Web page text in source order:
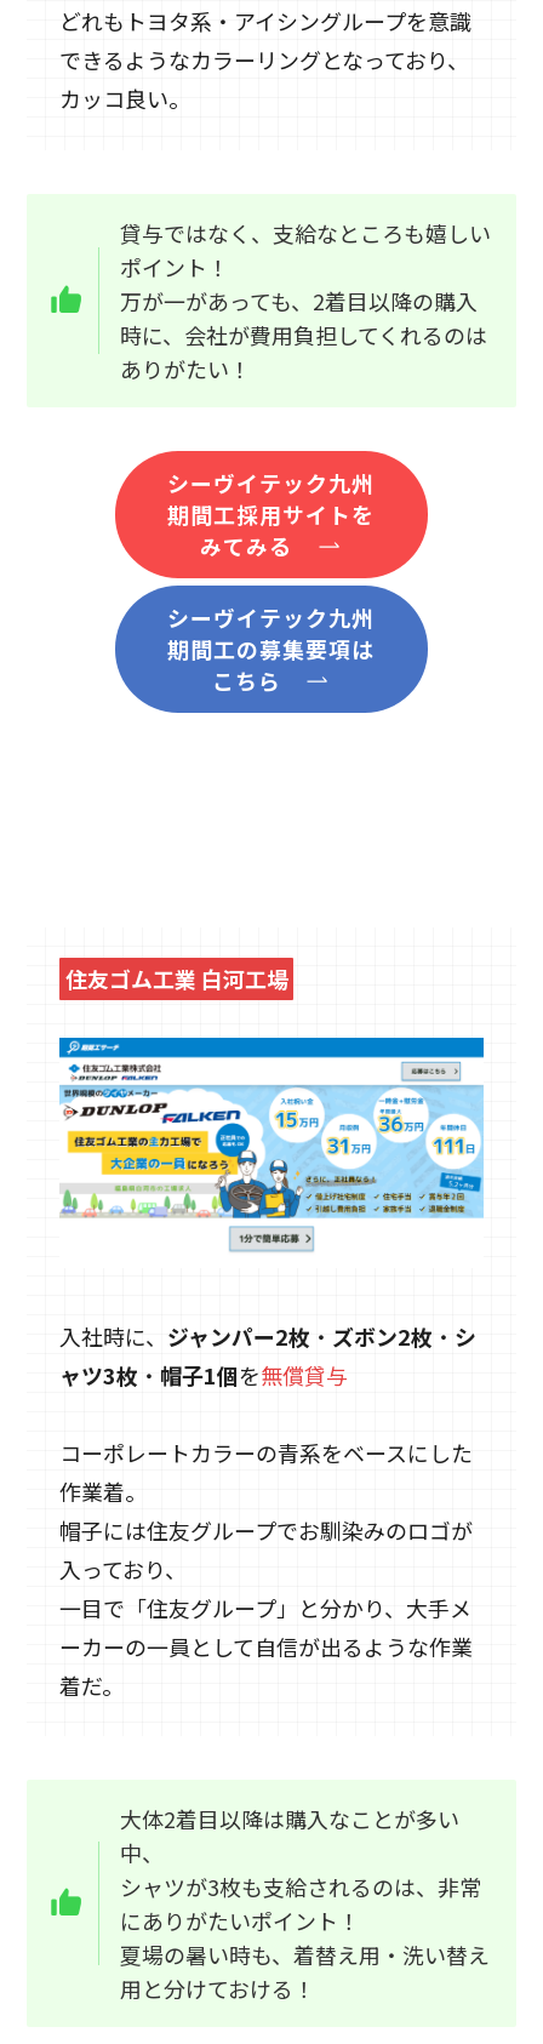
どれもトヨタ系・アイシングループを意識
できるようなカラーリングとなっており、
カッコ良い。
貸与ではなく、支給なところも嬉しい
ポイント！
万が一があっても、2着目以降の購入
時に、会社が費用負担してくれるのは
ありがたい！
シーヴイテック九州
期間工採用サイトを
みてみる
シーヴイテック九州
期間工の募集要項は
こちら
住友ゴム工業 白河工場
入社時に、 ジャンパー2枚 ・ ズボン2枚 ・ シ
ャツ3枚 ・ 帽子1個を無償貸与
コーポレートカラーの青系をベースにした
作業着。
帽子には住友グループでお馴染みのロゴが
入っており、
一目で「住友グループ」と分かり、大手メ
ーカーの一員として自信が出るような作業
着だ。
大体2着目以降は購入なことが多い
中、
シャツが3枚も支給されるのは、非常
にありがたいポイント！
夏場の暑い時も、着替え用・洗い替え
用と分けておける！